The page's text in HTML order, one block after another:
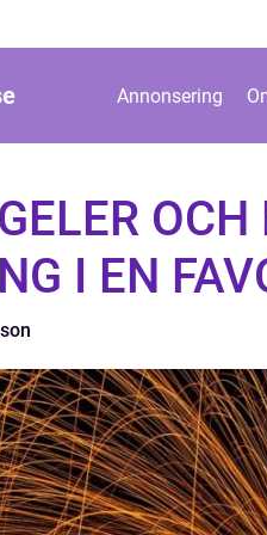
Annonsering
OCH
I EN